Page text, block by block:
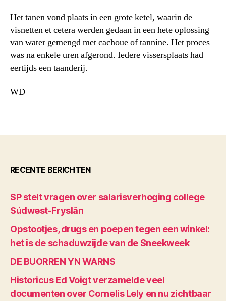
Het tanen vond plaats in een grote ketel, waarin de
visnetten et cetera werden gedaan in een hete oplossing
van water gemengd met cachoue of tannine. Het proces
was na enkele uren afgerond. Iedere vissersplaats had
eertijds een taanderij.
WD
RECENTE BERICHTEN
SP stelt vragen over salarisverhoging college
Súdwest-Fryslân
Opstootjes, drugs en poepen tegen een winkel:
het is de schaduwzijde van de Sneekweek
DE BUORREN YN WARNS
Historicus Ed Voigt verzamelde veel
documenten over Cornelis Lely en nu zichtbaar